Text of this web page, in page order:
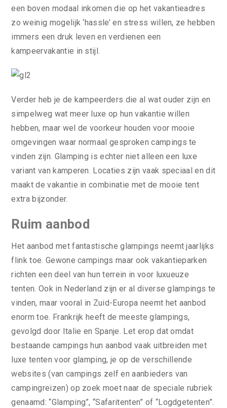
een boven modaal inkomen die op het vakantieadres
zo weinig mogelijk ‘hassle’ en stress willen, ze hebben
immers een druk leven en verdienen een
kampeervakantie in stijl.
Verder heb je de kampeerders die al wat ouder zijn en
simpelweg wat meer luxe op hun vakantie willen
hebben, maar wel de voorkeur houden voor mooie
omgevingen waar normaal gesproken campings te
vinden zijn. Glamping is echter niet alleen een luxe
variant van kamperen. Locaties zijn vaak speciaal en dit
maakt de vakantie in combinatie met de mooie tent
extra bijzonder.
Ruim aanbod
Het aanbod met fantastische glampings neemt jaarlijks
flink toe. Gewone campings maar ook vakantieparken
richten een deel van hun terrein in voor luxueuze
tenten. Ook in Nederland zijn er al diverse glampings te
vinden, maar vooral in Zuid-Europa neemt het aanbod
enorm toe. Frankrijk heeft de meeste glampings,
gevolgd door Italie en Spanje. Let erop dat omdat
bestaande campings hun aanbod vaak uitbreiden met
luxe tenten voor glamping, je op de verschillende
websites (van campings zelf en aanbieders van
campingreizen) op zoek moet naar de speciale rubriek
genaamd: “Glamping”, “Safaritenten” of “Logdgetenten”.